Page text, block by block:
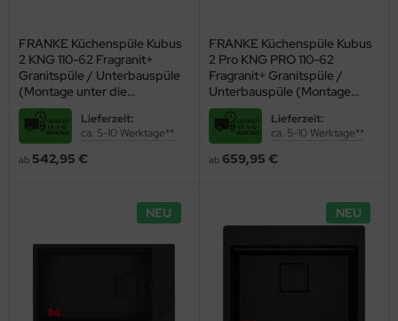
FRANKE Küchenspüle Kubus
2 KNG 110-62 Fragranit+
Granitspüle / Unterbauspüle
(Montage unter die
Arbeitsplatte) mit Siebkorb
als Druckknopfventil
Lieferzeit:
ca. 5-10 Werktage**
ab 542,95 €
FRANKE Küchenspüle Kubus
2 Pro KNG PRO 110-62
Fragranit+ Granitspüle /
Unterbauspüle (Montage
unter die Arbeitsplatte) mit
Siebkorb als Druckknopfventil
inklusive Zubehör
Lieferzeit:
ca. 5-10 Werktage**
ab 659,95 €
NEU NEU